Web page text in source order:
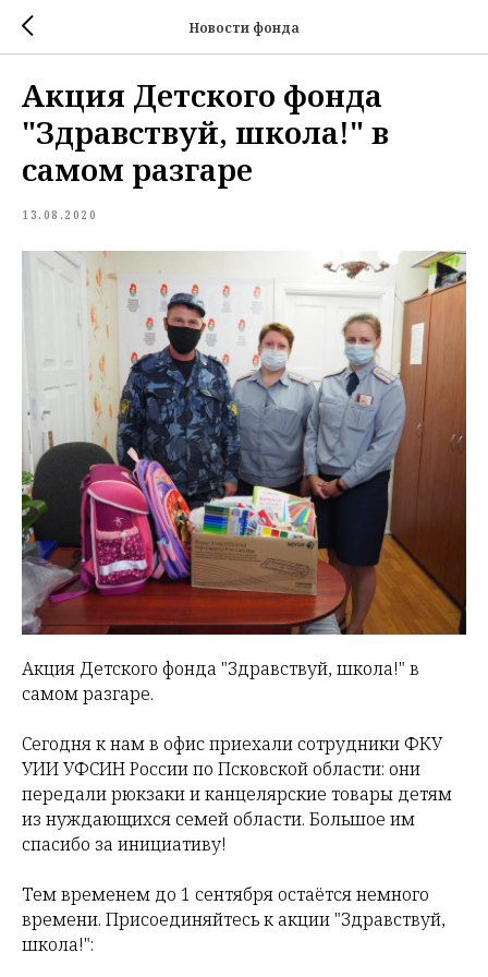
Новости фонда
Акция Детского фонда
"Здравствуй, школа!" в
самом разгаре
13.08.2020
Акция Детского фонда "Здравствуй, школа!" в
самом разгаре.
Сегодня к нам в офис приехали сотрудники ФКУ
УИИ УФСИН России по Псковской области: они
передали рюкзаки и канцелярские товары детям
из нуждающихся семей области. Большое им
спасибо за инициативу!
Тем временем до 1 сентября остаётся немного
времени. Присоединяйтесь к акции "Здравствуй,
школа!":